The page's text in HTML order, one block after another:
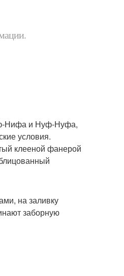
Нифа и Нуф-Нуфа,
условия.
клееной фанерой
на заливку
заборную